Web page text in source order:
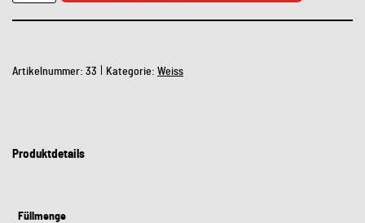
Artikelnummer: 33 Kategorie: Weiss
Produktdetails
Füllmenge